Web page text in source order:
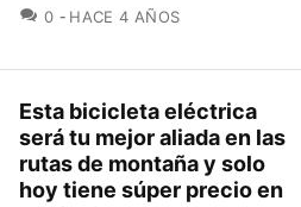
0 COMENTARIOS
HACE 4 AÑOS
Esta bicicleta eléctrica
será tu mejor aliada en las
rutas de montaña y solo
hoy tiene súper precio en